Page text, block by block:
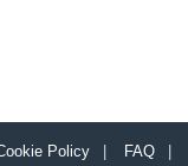
Policy FAQ